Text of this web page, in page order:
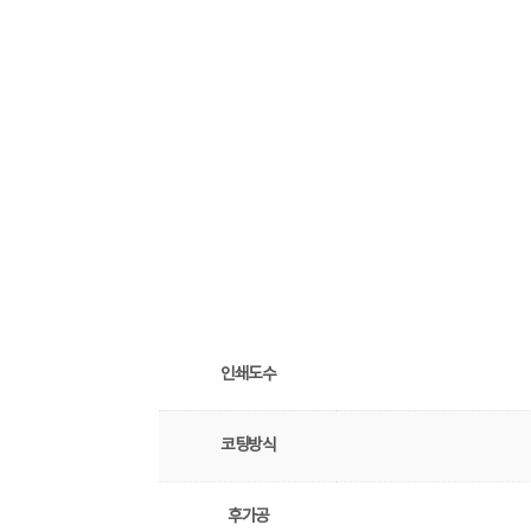
인쇄도수
코팅방식
후가공